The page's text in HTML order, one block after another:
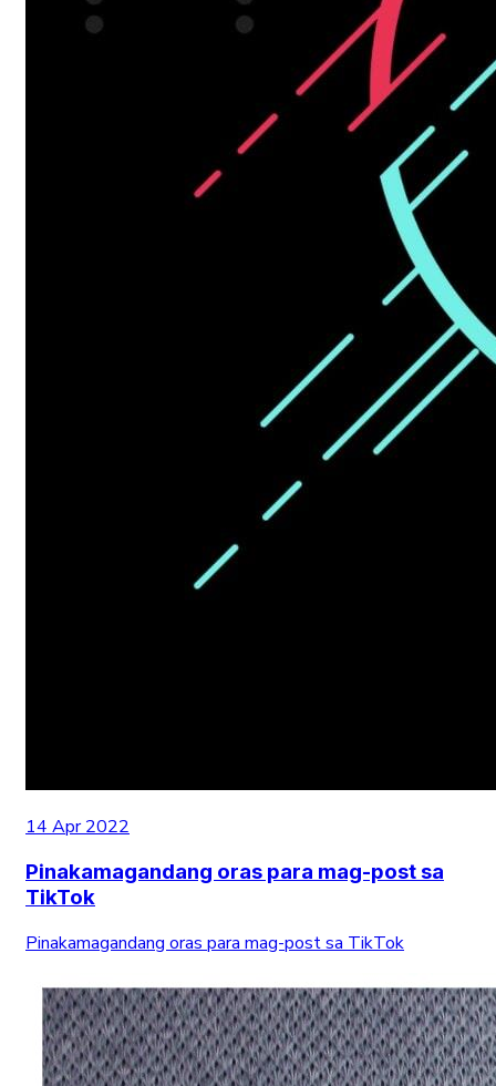
14 Apr 2022
Pinakamagandang oras para mag-post sa
TikTok
Pinakamagandang oras para mag-post sa TikTok